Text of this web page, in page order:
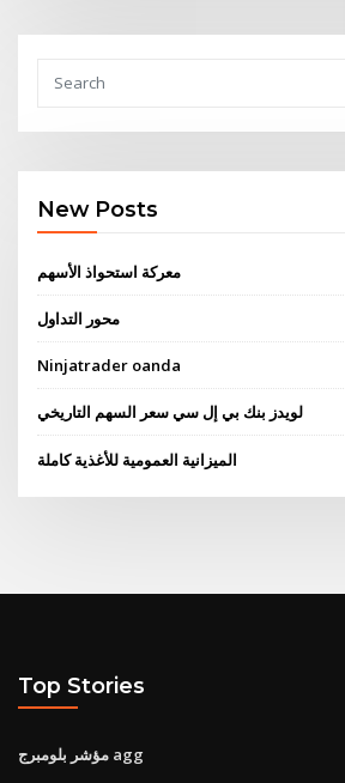
New Posts
معركة استحواذ الأسهم
محور التداول
Ninjatrader oanda
لويدز بنك بي إل سي سعر السهم التاريخي
الميزانية العمومية للأغذية كاملة
Top Stories
مؤشر بلومبرج agg